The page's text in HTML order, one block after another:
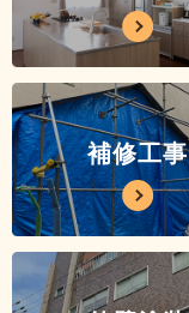
補修工事